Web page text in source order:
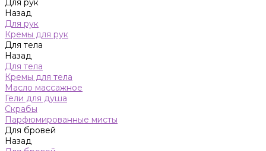
Для рук
Назад
Для рук
Кремы для рук
Для тела
Назад
Для тела
Кремы для тела
Масло массажное
Гели для душа
Скрабы
Парфюмированные мисты
Для бровей
Назад